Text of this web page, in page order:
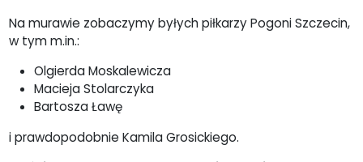
Na murawie zobaczymy byłych piłkarzy Pogoni Szczecin,
w tym m.in.:
Olgierda Moskalewicza
Macieja Stolarczyka
Bartosza Ławę
i prawdopodobnie Kamila Grosickiego.